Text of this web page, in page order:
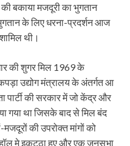
बकाया मजदूरी का भुगतान
के लिए धरना-प्रदर्शन आज
थी।
की शुगर मिल 1969 के
उद्योग मंत्रालय के अंतर्गत आ
की सरकार में जो केंद्र और
गया था जिसके बाद से मिल बंद
की उपरोक्त मांगों को
मे इकट्ठा हुए और एक जनसभा